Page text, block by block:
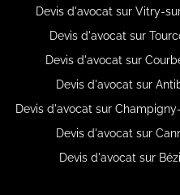
Devis d'avocat sur Vitry-
Devis d'avocat sur
Devis d'avocat sur
Devis d'avocat sur
Devis d'avocat sur
Devis d'avocat sur
Devis d'avocat sur